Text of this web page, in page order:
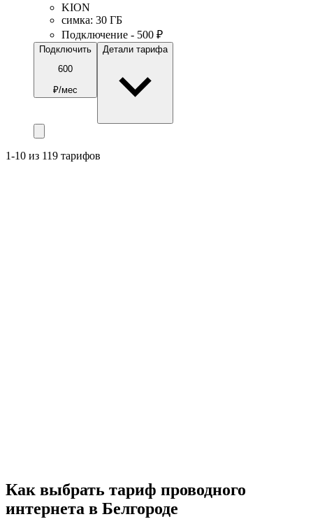
KION
симка: 30 ГБ
Подключение - 500 ₽
Подключить
600
₽/мес
Детали тарифа
1-10 из 119 тарифов
Как выбрать тариф проводного
интернета в Белгороде